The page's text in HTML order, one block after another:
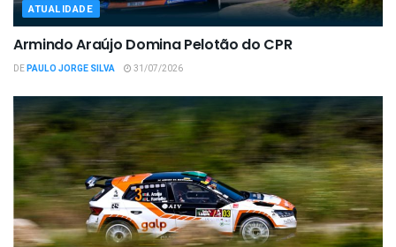
ATUALIDADE
Armindo Araújo Domina Pelotão do CPR
DEPAULO JORGE SILVA 31/07/2026